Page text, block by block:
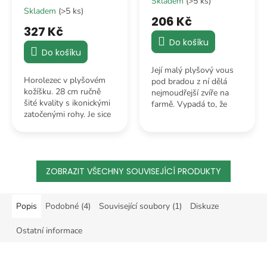
Skladem (>5 ks)
327 Kč
Do košíku
Horolezec v plyšovém
kožíšku. 28 cm ručně
šité kvality s ikonickými
zatočenými rohy. Je sice
dobrák pod...
Průměrné
hodnocení
produktu
je
5,0
5
hvězdiček.
206 Kč
Do košíku
Její malý plyšový vous
pod bradou z ní dělá
nejmoudřejší zvíře na
farmě. Vypadá to, že
ZOBRAZIT VŠECHNY SOUVISEJÍCÍ PRODUKTY
Popis Podobné (4) Související soubory (1) Diskuze
Ostatní informace